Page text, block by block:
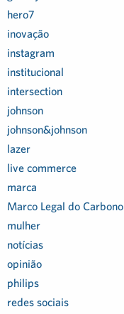
hero7
inovação
instagram
institucional
intersection
johnson
johnson&johnson
lazer
live commerce
marca
Marco Legal do Carbono
mulher
notícias
opinião
philips
redes sociais